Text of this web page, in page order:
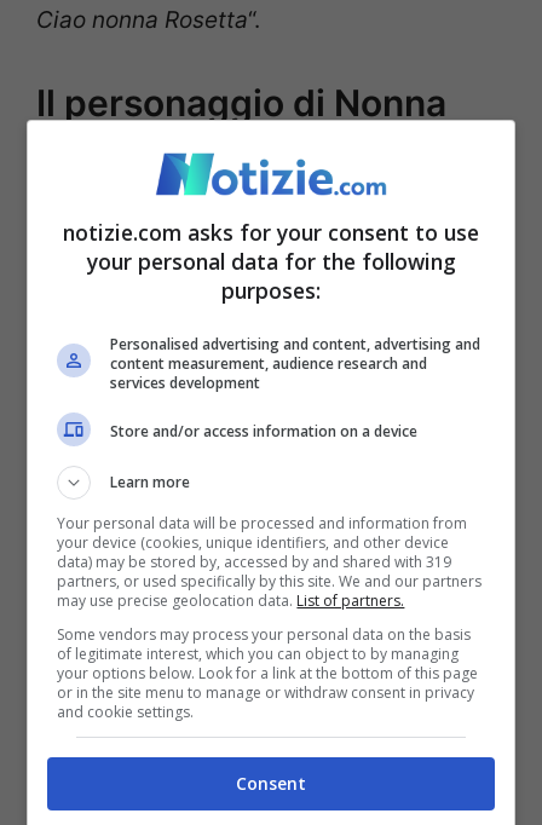
Ciao nonna Rosetta“.
Il personaggio di Nonna
Rosetta
Nonna Rosetta è diventata in poco tempo la nonna di tutti
gli italiani (foto screenshot video Youtube)
Il personaggio di Nonna Rosetta è nato
ormai sette anni fa grazie anche a Beppe
Polito, uno dei membri di Casa Surace e
vero nipote della donna. “Una volta serviva
notizie.com asks for your consent to use
your personal data for the following
purposes:
Personalised advertising and content, advertising and
content measurement, audience research and
services development
Store and/or access information on a device
Learn more
Your personal data will be processed and information from
your device (cookies, unique identifiers, and other device
data) may be stored by, accessed by and shared with 319
partners, or used specifically by this site. We and our partners
may use precise geolocation data. List of partners.
Some vendors may process your personal data on the basis
of legitimate interest, which you can object to by managing
your options below. Look for a link at the bottom of this page
or in the site menu to manage or withdraw consent in privacy
and cookie settings.
Consent